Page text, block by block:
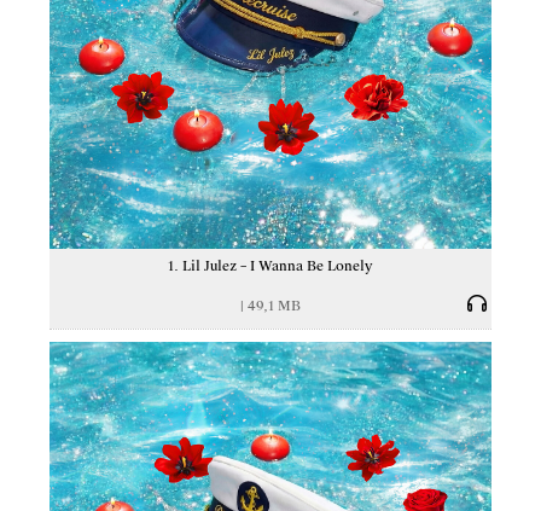
1. Lil Julez – I Wanna Be Lonely
| 49,1 MB